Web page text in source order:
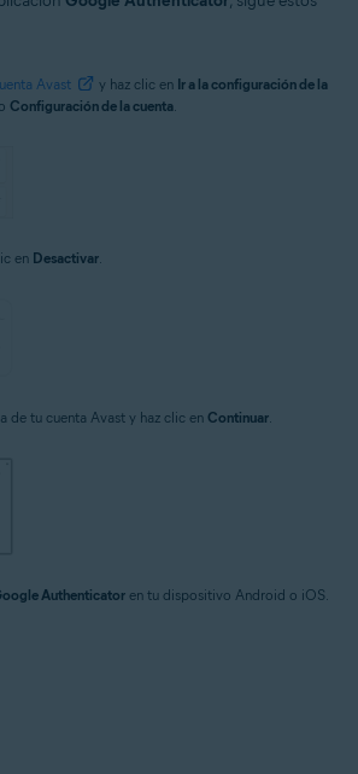
Avast y haz clic en Ir a la configuración de la
Configuración de la cuenta
en Desactivar
de tu cuenta Avast y haz clic en Continuar
Authenticator en tu dispositivo Android o iOS.